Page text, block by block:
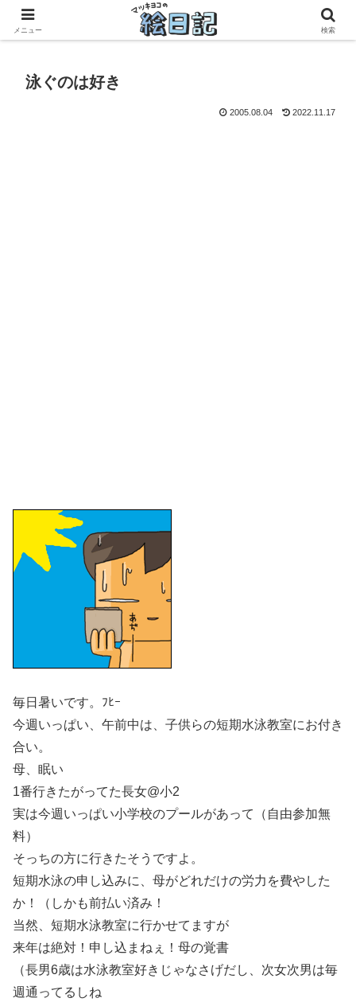
滋賀に移住した50代元主婦、フリーランス×パートの毎日
泳ぐのは好き
2005.08.04 2022.11.17
毎日暑いです。ﾌﾋｰ
今週いっぱい、午前中は、子供らの短期水泳教室にお付き
合い。
母、眠い
1番行きたがってた長女@小2
実は今週いっぱい小学校のプールがあって（自由参加無
料）
そっちの方に行きたそうですよ。
短期水泳の申し込みに、母がどれだけの労力を費やした
か！（しかも前払い済み！
当然、短期水泳教室に行かせてますが
来年は絶対！申し込まねぇ！母の覚書
（長男6歳は水泳教室好きじゃなさげだし、次女次男は毎
週通ってるしね
メニュー 検索